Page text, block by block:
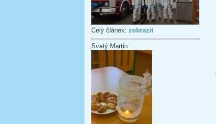
Celý článek: zobrazit
Svatý Martin